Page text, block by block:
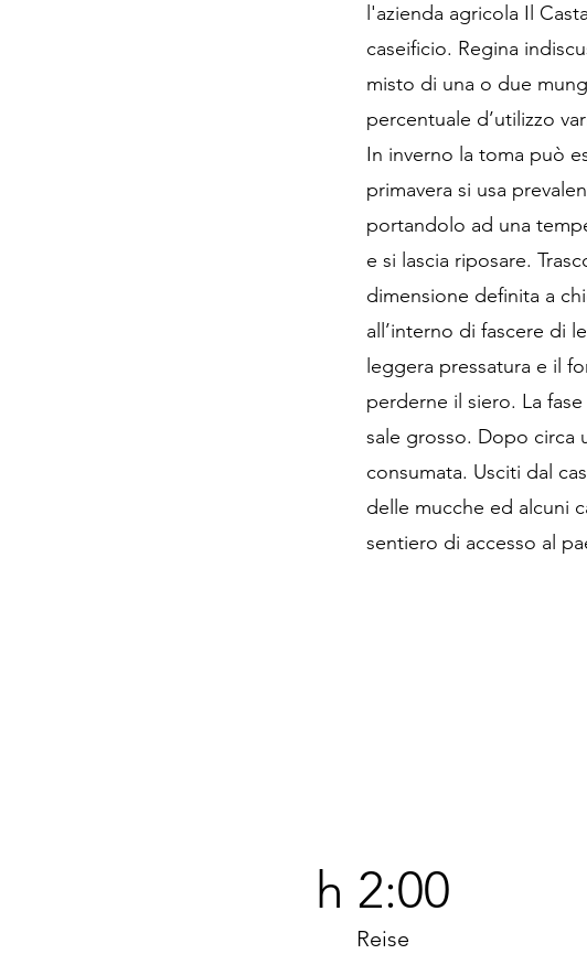
l'azienda agricola Il
caseificio. Regina
misto di una o due
percentuale d’utilizzo
In inverno la toma può
primavera si usa
portandolo ad una
e si lascia riposare.
dimensione definita a
all’interno di fascere di
leggera pressatura e il
perderne il siero. La
sale grosso. Dopo circa
consumata. Usciti dal
delle mucche ed alcuni
sentiero di accesso al
h 2:00
Reise